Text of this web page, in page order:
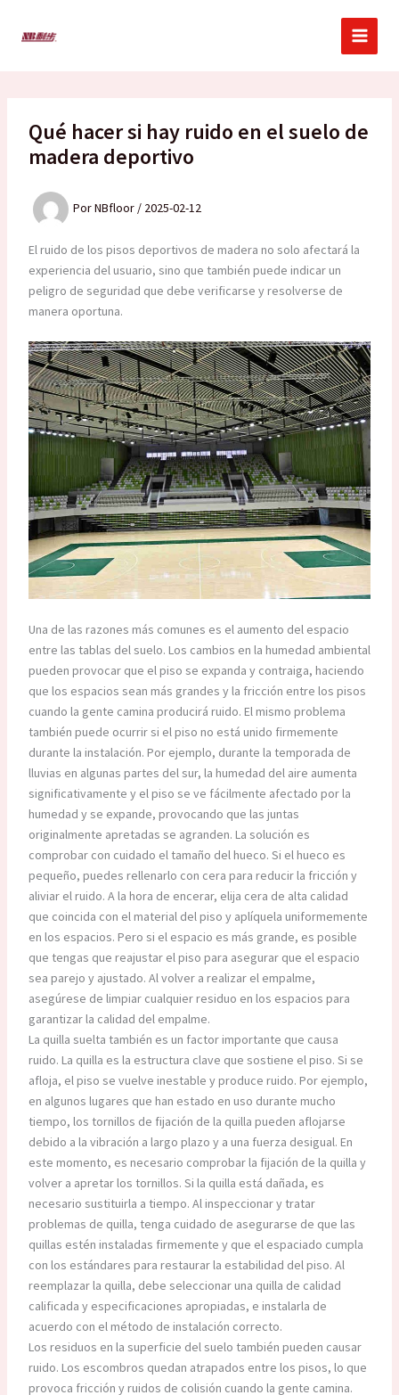
Qué hacer si hay ruido en el suelo de
madera deportivo
PorNBfloor / 2025-02-12
El ruido de los pisos deportivos de madera no solo afectará la
experiencia del usuario, sino que también puede indicar un
peligro de seguridad que debe verificarse y resolverse de
manera oportuna.
Una de las razones más comunes es el aumento del espacio
entre las tablas del suelo. Los cambios en la humedad ambiental
pueden provocar que el piso se expanda y contraiga, haciendo
que los espacios sean más grandes y la fricción entre los pisos
cuando la gente camina producirá ruido. El mismo problema
también puede ocurrir si el piso no está unido firmemente
durante la instalación. Por ejemplo, durante la temporada de
lluvias en algunas partes del sur, la humedad del aire aumenta
significativamente y el piso se ve fácilmente afectado por la
humedad y se expande, provocando que las juntas
originalmente apretadas se agranden. La solución es
comprobar con cuidado el tamaño del hueco. Si el hueco es
pequeño, puedes rellenarlo con cera para reducir la fricción y
aliviar el ruido. A la hora de encerar, elija cera de alta calidad
que coincida con el material del piso y aplíquela uniformemente
en los espacios. Pero si el espacio es más grande, es posible
que tengas que reajustar el piso para asegurar que el espacio
sea parejo y ajustado. Al volver a realizar el empalme,
asegúrese de limpiar cualquier residuo en los espacios para
garantizar la calidad del empalme.
La quilla suelta también es un factor importante que causa
ruido. La quilla es la estructura clave que sostiene el piso. Si se
afloja, el piso se vuelve inestable y produce ruido. Por ejemplo,
en algunos lugares que han estado en uso durante mucho
tiempo, los tornillos de fijación de la quilla pueden aflojarse
debido a la vibración a largo plazo y a una fuerza desigual. En
este momento, es necesario comprobar la fijación de la quilla y
volver a apretar los tornillos. Si la quilla está dañada, es
necesario sustituirla a tiempo. Al inspeccionar y tratar
problemas de quilla, tenga cuidado de asegurarse de que las
quillas estén instaladas firmemente y que el espaciado cumpla
con los estándares para restaurar la estabilidad del piso. Al
reemplazar la quilla, debe seleccionar una quilla de calidad
calificada y especificaciones apropiadas, e instalarla de
acuerdo con el método de instalación correcto.
Los residuos en la superficie del suelo también pueden causar
ruido. Los escombros quedan atrapados entre los pisos, lo que
provoca fricción y ruidos de colisión cuando la gente camina.